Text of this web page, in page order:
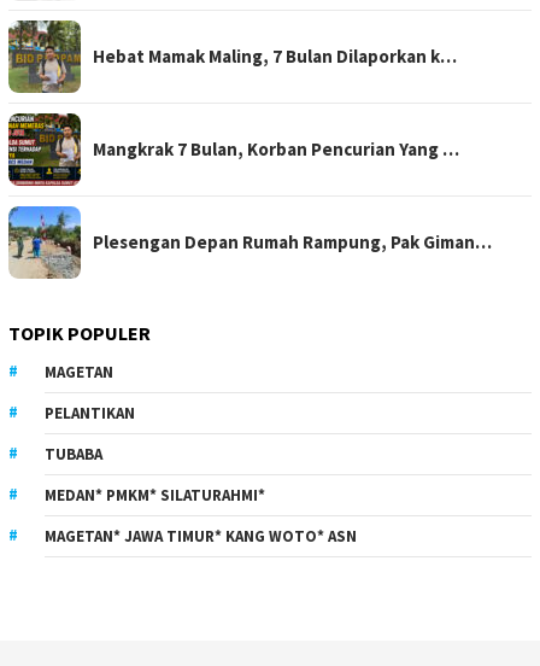
Hebat Mamak Maling, 7 Bulan Dilaporkan k…
Mangkrak 7 Bulan, Korban Pencurian Yang …
Plesengan Depan Rumah Rampung, Pak Giman…
TOPIK POPULER
MAGETAN
PELANTIKAN
TUBABA
MEDAN* PMKM* SILATURAHMI*
MAGETAN* JAWA TIMUR* KANG WOTO* ASN